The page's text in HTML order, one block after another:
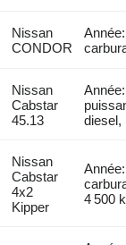
Nissan
CONDOR
Nissan
Cabstar
45.13
diesel,
Nissan
Cabstar
4x2
Kipper
4 500